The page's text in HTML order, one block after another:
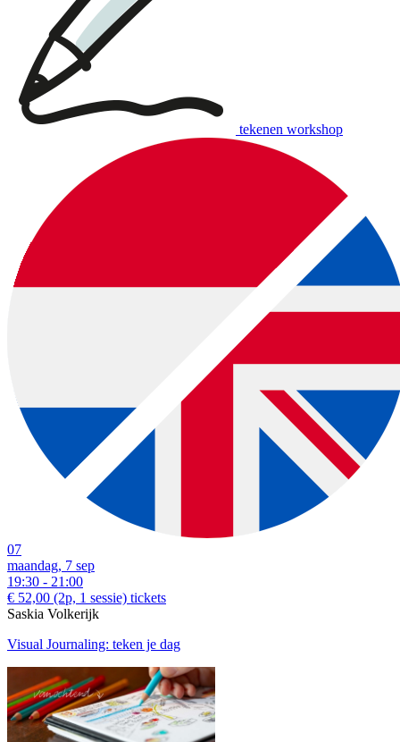
tekenen workshop
07
maandag, 7 sep
19:30 - 21:00
€ 52,00 (2p, 1 sessie) tickets
Saskia Volkerijk
Visual Journaling: teken je dag